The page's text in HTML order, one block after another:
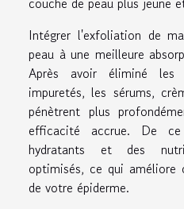
Intégrer l'exfoliation de
peau à une meilleure
Après avoir éliminé
impuretés, les sérums,
pénètrent plus
efficacité accrue. De
hydratants et des
optimisés, ce qui améliore
de votre épiderme.